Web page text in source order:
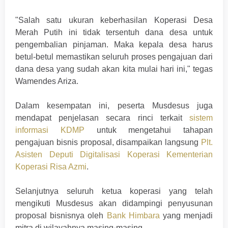
"Salah satu ukuran keberhasilan Koperasi Desa
Merah Putih ini tidak tersentuh dana desa untuk
pengembalian pinjaman. Maka kepala desa harus
betul-betul memastikan seluruh proses pengajuan dari
dana desa yang sudah akan kita mulai hari ini," tegas
Wamendes Ariza.
Dalam kesempatan ini, peserta Musdesus juga
mendapat penjelasan secara rinci terkait sistem
informasi KDMP untuk mengetahui tahapan
pengajuan bisnis proposal, disampaikan langsung Plt.
Asisten Deputi Digitalisasi Koperasi Kementerian
Koperasi Risa Azmi.
Selanjutnya seluruh ketua koperasi yang telah
mengikuti Musdesus akan didampingi penyusunan
proposal bisnisnya oleh Bank Himbara yang menjadi